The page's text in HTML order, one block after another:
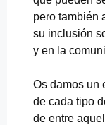
pero también
su inclusión
y en la
Os damos un
de cada tipo
de entre